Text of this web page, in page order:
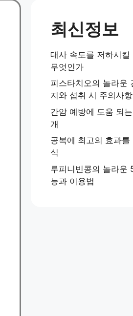
최신정보
대사 속도를 저하시킬
무엇인가
피스타치오의 놀라운
지와 섭취 시 주의사항
간암 예방에 도움 되
개
공복에 최고의 효과
식
루피니빈콩의 놀라운
능과 이용법